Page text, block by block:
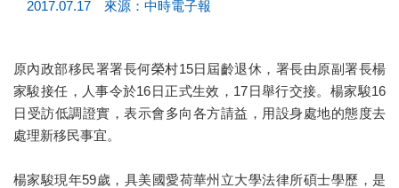
2017.07.17 來源：中時電子報
原內政部移民署署長何榮村15日屆齡退休，署長由原副署長楊
家駿接任，人事令於16日正式生效，17日舉行交接。楊家駿16
日受訪低調證實，表示會多向各方請益，用設身處地的態度去
處理新移民事宜。
楊家駿現年59歲，具美國愛荷華州立大學法律所碩士學歷，是